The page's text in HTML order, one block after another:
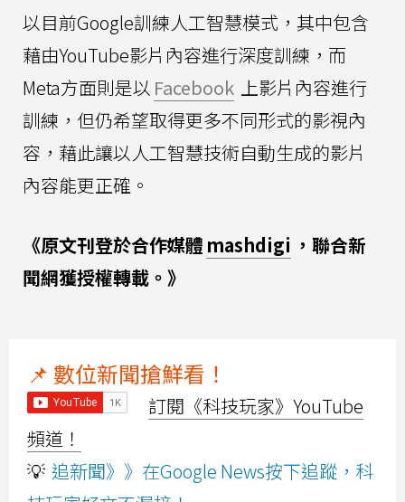
以目前Google訓練人工智慧模式，其中包含
藉由YouTube影片內容進行深度訓練，而
Meta方面則是以 Facebook 上影片內容進行
訓練，但仍希望取得更多不同形式的影視內
容，藉此讓以人工智慧技術自動生成的影片
內容能更正確。
《原文刊登於合作媒體 mashdigi ，聯合新
聞網獲授權轉載。》
📌 數位新聞搶鮮看！
訂閱《科技玩家》YouTube
頻道！
💡 追新聞》》在Google News按下追蹤，科